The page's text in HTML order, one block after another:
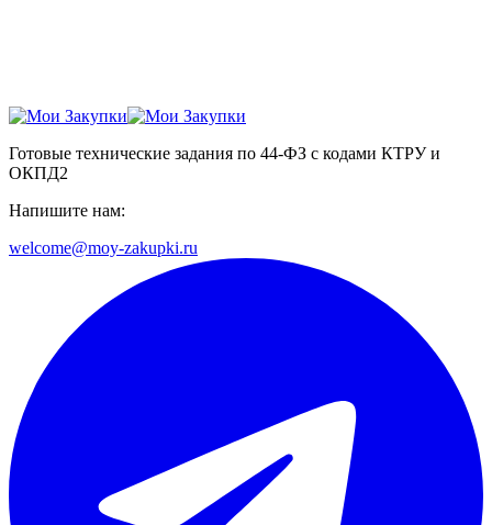
Готовые технические задания по 44-ФЗ с кодами КТРУ и
ОКПД2
Напишите нам:
welcome@moy-zakupki.ru